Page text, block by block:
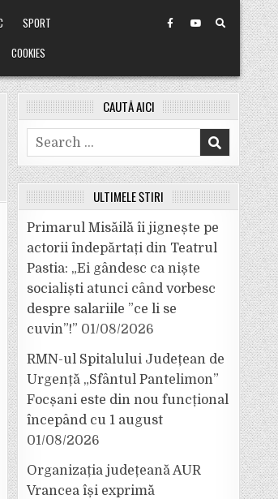
SPORT
COOKIES
CAUTĂ AICI
Search
for:
ULTIMELE ȘTIRI
Primarul Misăilă îi jignește pe
actorii îndepărtați din Teatrul
Pastia: „Ei gândesc ca niște
socialiști atunci când vorbesc
despre salariile ”ce li se
cuvin”!” 01/08/2026
RMN-ul Spitalului Județean de
Urgență „Sfântul Pantelimon”
Focșani este din nou funcțional
începând cu 1 august
01/08/2026
Organizația județeană AUR
Vrancea își exprimă